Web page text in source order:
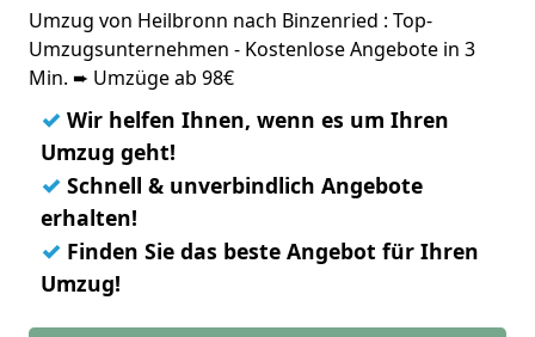
Umzug von Heilbronn nach Binzenried : Top-
Umzugsunternehmen - Kostenlose Angebote in 3
Min. ➨ Umzüge ab 98€
✓ Wir helfen Ihnen, wenn es um Ihren
Umzug geht!
✓ Schnell & unverbindlich Angebote
erhalten!
✓ Finden Sie das beste Angebot für Ihren
Umzug!